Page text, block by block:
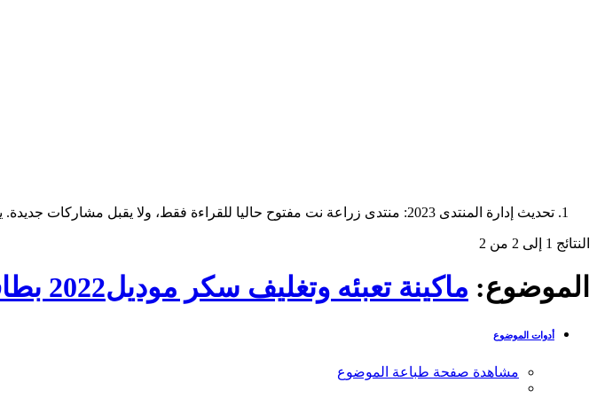
تحديث إدارة المنتدى 2023: منتدى زراعة نت مفتوح حاليا للقراءة فقط، ولا يقبل مشاركات جديدة. يمكنكم استخدام الشريط الظاهر أعلاه للبحث في كافة مواضيع المدوّنة والمنتدى.
النتائج 1 إلى 2 من 2
الموضوع: ماكينة تعبئه وتغليف سكر موديل2022 بطاقو انتاجية 70كيس/دقيقه
أدوات الموضوع
مشاهدة صفحة طباعة الموضوع